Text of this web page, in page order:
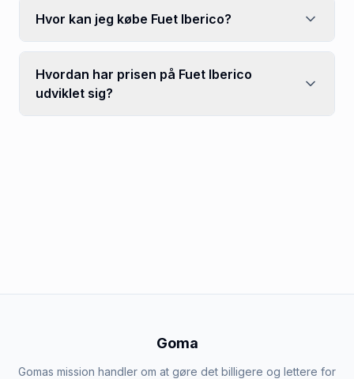
Hvor kan jeg købe Fuet Iberico?
Hvordan har prisen på Fuet Iberico
udviklet sig?
Goma
Gomas mission handler om at gøre det billigere og lettere for